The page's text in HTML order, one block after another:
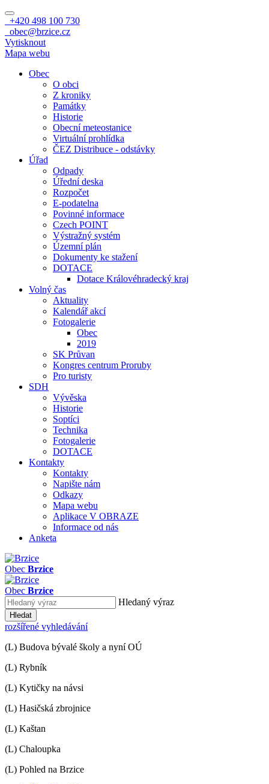
+420 498 100 730
obec@brzice.cz
Vytisknout
Mapa webu
Obec
O obci
Z kroniky
Památky
Historie
Obecní meteostanice
Virtuální prohlídka
ČEZ Distribuce - odstávky
Úřad
Odpady
Úřední deska
Rozpočet
E-podatelna
Povinné informace
Czech POINT
Výstražný systém
Územní plán
Dokumenty ke stažení
DOTACE
Dotace Královéhradecký kraj
Volný čas
Aktuality
Kalendář akcí
Fotogalerie
Obec
2019
SK Průvan
Kongres centrum Proruby
Pro turisty
SDH
Vývěska
Historie
Soptíci
Technika
Fotogalerie
DOTACE
Kontakty
Kontakty
Napište nám
Odkazy
Mapa webu
Aplikace V OBRAZE
Informace od nás
Anketa
Obec Brzice
Obec Brzice
Hledaný výraz
Hledat
rozšířené vyhledávání
(L) Budova bývalé školy a nyní OÚ
(L) Rybník
(L) Kytičky na návsi
(L) Hasičská zbrojnice
(L) Kaštan
(L) Chaloupka
(L) Pohled na Brzice